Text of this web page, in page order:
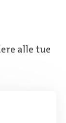
alle tue